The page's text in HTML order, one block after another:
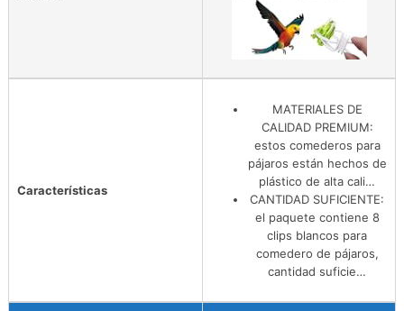
Características
MATERIALES DE
CALIDAD PREMIUM:
estos comederos para
pájaros están hechos de
plástico de alta cali…
CANTIDAD SUFICIENTE:
el paquete contiene 8
clips blancos para
comedero de pájaros,
cantidad suficie…